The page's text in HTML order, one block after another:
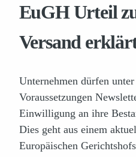
EuGH Urteil
Versand
Unternehmen dürfen
Voraussetzungen
Einwilligung an ihre
Dies geht aus einem
Europäischen